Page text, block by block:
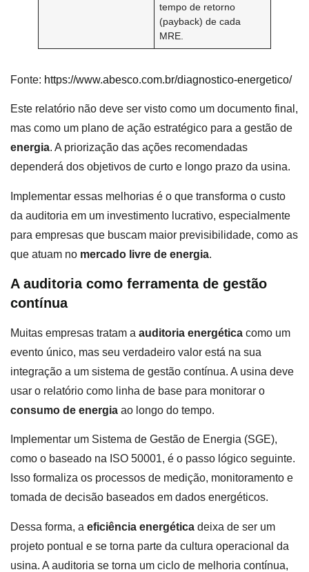
tempo de retorno
(payback) de cada
MRE.
Fonte: https://www.abesco.com.br/diagnostico-energetico/
Este relatório não deve ser visto como um documento final,
mas como um plano de ação estratégico para a gestão de
energia. A priorização das ações recomendadas
dependerá dos objetivos de curto e longo prazo da usina.
Implementar essas melhorias é o que transforma o custo
da auditoria em um investimento lucrativo, especialmente
para empresas que buscam maior previsibilidade, como as
que atuam no mercado livre de energia.
A auditoria como ferramenta de gestão
contínua
Muitas empresas tratam a auditoria energética como um
evento único, mas seu verdadeiro valor está na sua
integração a um sistema de gestão contínua. A usina deve
usar o relatório como linha de base para monitorar o
consumo de energia ao longo do tempo.
Implementar um Sistema de Gestão de Energia (SGE),
como o baseado na ISO 50001, é o passo lógico seguinte.
Isso formaliza os processos de medição, monitoramento e
tomada de decisão baseados em dados energéticos.
Dessa forma, a eficiência energética deixa de ser um
projeto pontual e se torna parte da cultura operacional da
usina. A auditoria se torna um ciclo de melhoria contínua,